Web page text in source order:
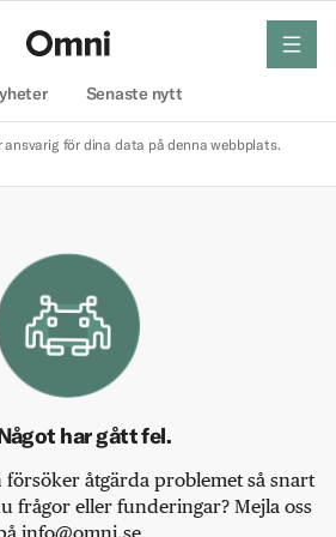
Senaste nytt
meny
ansvarig för dina data på denna webbplats.
har gått fel.
åtgärda problemet så snart
frågor eller funderingar? Mejla oss